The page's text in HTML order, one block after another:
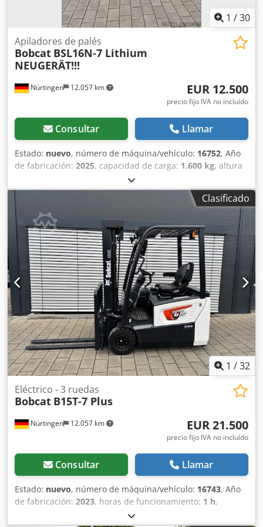
1 /30
Nürtingen 12.057 km
Apiladores de palés
Bobcat BSL16N-7 Lithium
NEUGERÄT!!!
EUR 12.500
precio fijo IVA no incluído
Consultar Llamar
Estado: nuevo, número de máquina/vehículo: 16752, Año
de fabricación: 2025, capacidad de carga: 1.600 kg, altura
, ascensor libre:
de carga:600 mm, tipo de combustible:eléctrico, tipo de
mástil:
2.408 mm, voltaje de
la batería:
1.150 mm
tamaño del neumático delantero:Tandem, tamaño del
neumático trasero:, peso total:1.222 kg, 5041176 Chjdex
Nk Hyopfx Ailsa Número de serie: OBWNE-000719
Especificaciones de la batería: 24 voltios, 150 amperios-
hora.
Clasificado
1 /32
Nürtingen 12.057 km
Eléctrico - 3 ruedas
Bobcat B15T-7 Plus
EUR 21.500
precio fijo IVA no incluído
Consultar Llamar
Estado: nuevo, número de máquina/vehículo: 16743, Año
de fabricación: 2023, horas de funcionamiento: 1 h,
1.500 kg, altura de elevación: